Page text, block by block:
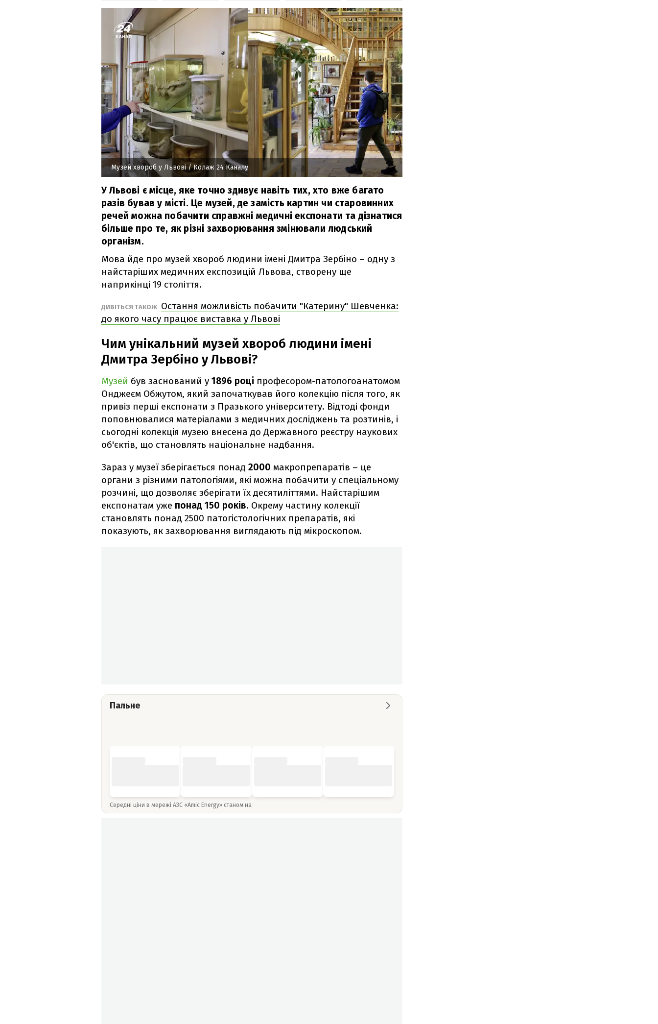
Музей хвороб у Львові/ Колаж 24 Каналу
У Львові є місце, яке точно здивує навіть тих, хто вже багато
разів бував у місті. Це музей, де замість картин чи старовинних
речей можна побачити справжні медичні експонати та дізнатися
більше про те, як різні захворювання змінювали людський
організм.
Мова йде про музей хвороб людини імені Дмитра Зербіно – одну з
найстаріших медичних експозицій Львова, створену ще
наприкінці 19 століття.
ДИВІТЬСЯ ТАКОЖ Остання можливість побачити "Катерину" Шевченка:
до якого часу працює виставка у Львові
Чим унікальний музей хвороб людини імені
Дмитра Зербіно у Львові?
Музей був заснований у 1896 році професором-патологоанатомом
Онджеєм Обжутом, який започаткував його колекцію після того, як
привіз перші експонати з Празького університету. Відтоді фонди
поповнювалися матеріалами з медичних досліджень та розтинів, і
сьогодні колекція музею внесена до Державного реєстру наукових
об'єктів, що становлять національне надбання.
Зараз у музеї зберігається понад 2000 макропрепаратів – це
органи з різними патологіями, які можна побачити у спеціальному
розчині, що дозволяє зберігати їх десятиліттями. Найстарішим
експонатам уже понад 150 років. Окрему частину колекції
становлять понад 2500 патогістологічних препаратів, які
показують, як захворювання виглядають під мікроскопом.
Пальне
Середні ціни в мережі АЗС «Amic Energy» станом на